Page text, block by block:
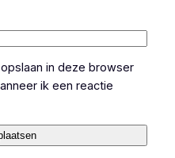
in deze browser
ik een reactie